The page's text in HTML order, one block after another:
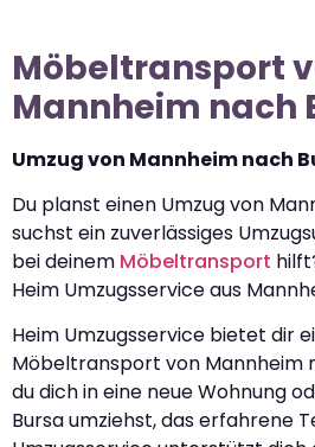
Möbeltransport
Mannheim nach
Umzug von Mannheim nach
Du planst einen Umzug von
suchst ein zuverlässiges
bei deinem Möbeltransport
Heim Umzugsservice aus
Heim Umzugsservice bietet dir
Möbeltransport von Mannheim
du dich in eine neue Wohnung
Bursa umziehst, das erfahrene